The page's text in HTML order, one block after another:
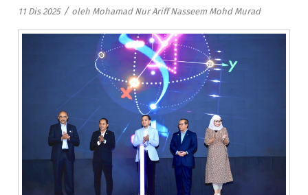
11 Dis 2025 / oleh Mohamad Nur Ariff Nasseem Mohd Murad